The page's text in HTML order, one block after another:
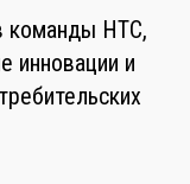
команды HTC,
инновации и